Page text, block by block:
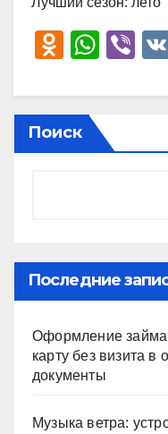
O
n
o
kl
ki
W
at
s
A
Vi
er
Поиск
Последние
Оформление займа
карту без визита в
документы
Музыка ветра: